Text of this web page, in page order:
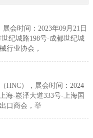
会时间：2023年09月21日
纪城路198号-成都世纪城
行业协会，
HNC），展会时间：2024
海-崧泽大道333号-上海国
口商会，举